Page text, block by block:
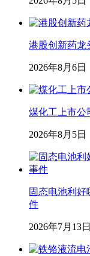
港股创新药龙
2026年8月6日
煤化工上市公
2026年8月5日
固态电池利
件
2026年7月13日